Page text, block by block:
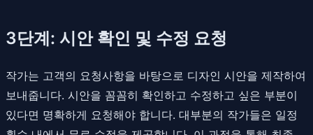
3단계: 시안 확인 및 수정 요청
작가는 고객의 요청사항을 바탕으로 디자인 시안을 제작하여
보내줍니다. 시안을 꼼꼼히 확인하고 수정하고 싶은 부분이
있다면 명확하게 요청해야 합니다. 대부분의 작가들은 일정